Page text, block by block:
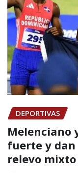
DEPORTIVAS
Melenciano
fuerte y dan
relevo mixto